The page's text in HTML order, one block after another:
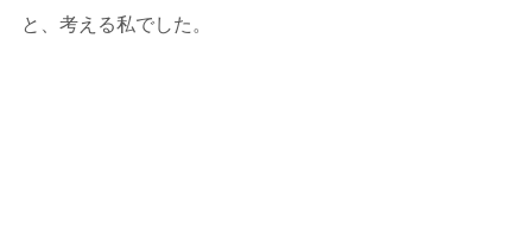
と、考える私でした。